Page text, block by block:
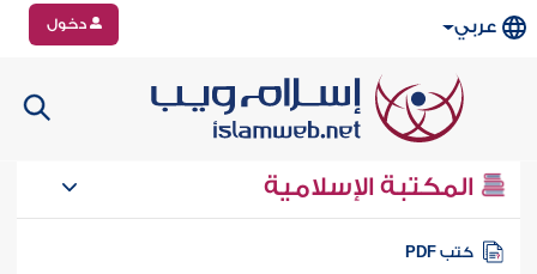
عربي دخول
المكتبة الإسلامية